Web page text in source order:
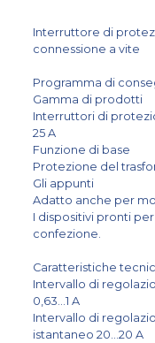
Interruttore di
connessione a vite
Programma di
Gamma di prodotti
Interruttori di
25 A
Funzione di base
Protezione del
Gli appunti
Adatto anche per
I dispositivi pronti
confezione.
Caratteristiche
Intervallo di
0,63...1 A
Intervallo di
istantaneo 20...20 A